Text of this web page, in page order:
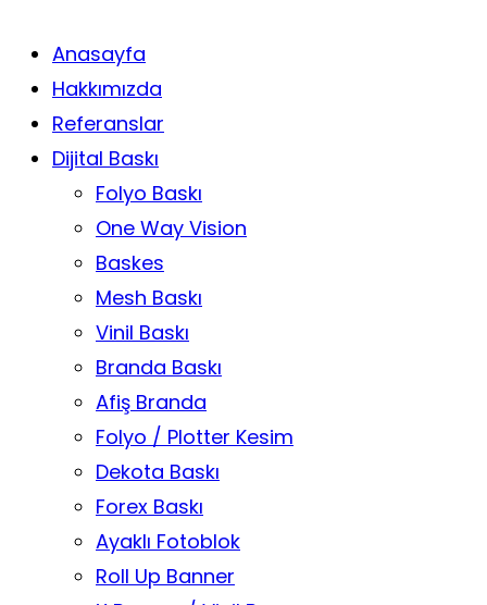
Anasayfa
Hakkımızda
Referanslar
Dijital Baskı
Folyo Baskı
One Way Vision
Baskes
Mesh Baskı
Vinil Baskı
Branda Baskı
Afiş Branda
Folyo / Plotter Kesim
Dekota Baskı
Forex Baskı
Ayaklı Fotoblok
Roll Up Banner